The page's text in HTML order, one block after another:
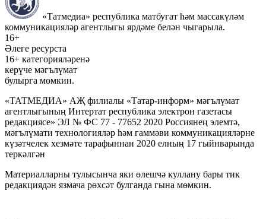
«Татмедиа» республика матбугат һәм массакүләм
коммуникацияләр агентлыгы ярдәме белән чыгарыла.
16+
Әлеге ресурста
16+ категорияләренә
керүче мәгълүмат
булырга мөмкин.
«ТАТМЕДИА» АҖ филиалы «Татар-информ» мәгълүмат
агентлыгының Интертат республика электрон газетасы
редакциясе» ЭЛ № ФС 77 - 77652 2020 Россиянең элемтә,
мәгълүмати технологияләр һәм гаммәви коммуникацияләрне
күзәтчелек хезмәте тарафыннан 2020 елның 17 гыйнварында
теркәлгән
Материалларны тулысынча яки өлешчә куллану бары тик
редакциядән язмача рөхсәт булганда гына мөмкин.